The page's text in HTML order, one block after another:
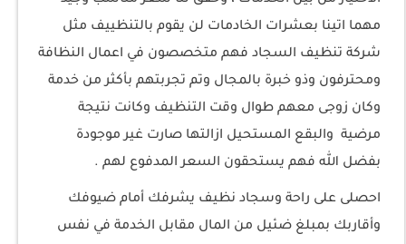
مهما اتينا بعشرات الخادمات لن يقوم بالتنظييف مثل
شركة تنظيف السجاد فهم متخصصون في اعمال النظافة
ومحترفون وذو خبرة بالمجال وتم تجربتهم بأكثر من خدمة
وكان زوجى معهم طوال وقت التنظيف وكانت نتيجة
مرضية والبقع المستحيل ازالتها صارت غير موجودة
بفضل الله فهم يستحقون السعر المدفوع لهم .
احصلى على راحة وسجاد نظيف يشرفك أمام ضيوفك
وأقاربك بمبلغ ضئيل من المال مقابل الخدمة في نفس